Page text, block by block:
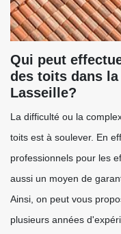
Qui peut
des toits dans
Lasseille?
La difficulté ou la
toits est à soulever. En
professionnels pour les
aussi un moyen de
Ainsi, on peut vous
plusieurs années